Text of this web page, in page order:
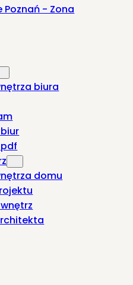
biura
domu